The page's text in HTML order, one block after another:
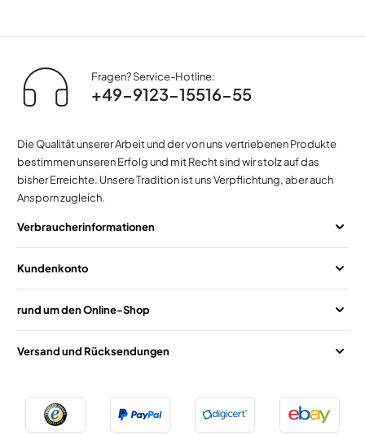
Fragen? Service-Hotline:
+49-9123-15516-55
Die Qualität unserer Arbeit und der von uns vertriebenen Produkte
bestimmen unseren Erfolg und mit Recht sind wir stolz auf das
bisher Erreichte. Unsere Tradition ist uns Verpflichtung, aber auch
Ansporn zugleich.
Verbraucherinformationen
Kundenkonto
rund um den Online-Shop
Versand und Rücksendungen